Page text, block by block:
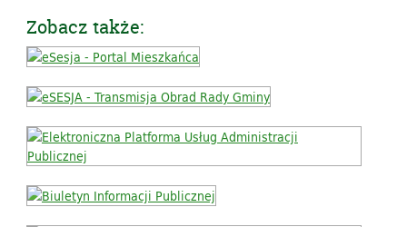
Zobacz także: